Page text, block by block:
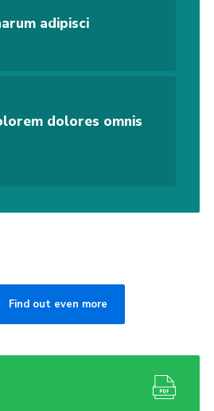
adipisci
dolores omnis
Find out even more